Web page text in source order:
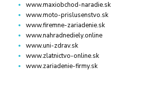
www.maxiobchod-naradie.sk
www.moto-prislusenstvo.sk
www.firemne-zariadenie.sk
www.nahradnediely.online
www.uni-zdrav.sk
www.zlatnictvo-online.sk
www.zariadenie-firmy.sk